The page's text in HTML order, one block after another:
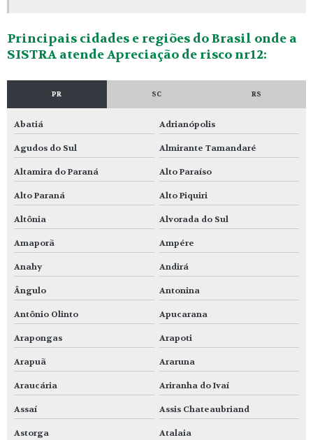
Principais cidades e regiões do Brasil onde a
SISTRA atende Apreciação de risco nr12:
PR SC RS
Abatiá Adrianópolis
Agudos do Sul Almirante Tamandaré
Altamira do Paraná Alto Paraíso
Alto Paraná Alto Piquiri
Altônia Alvorada do Sul
Amaporã Ampére
Anahy Andirá
Ângulo Antonina
Antônio Olinto Apucarana
Arapongas Arapoti
Arapuã Araruna
Araucária Ariranha do Ivaí
Assaí Assis Chateaubriand
Astorga Atalaia